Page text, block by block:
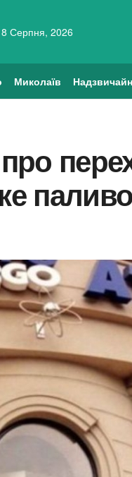
Серпня, 2026
Миколаїв
паливо